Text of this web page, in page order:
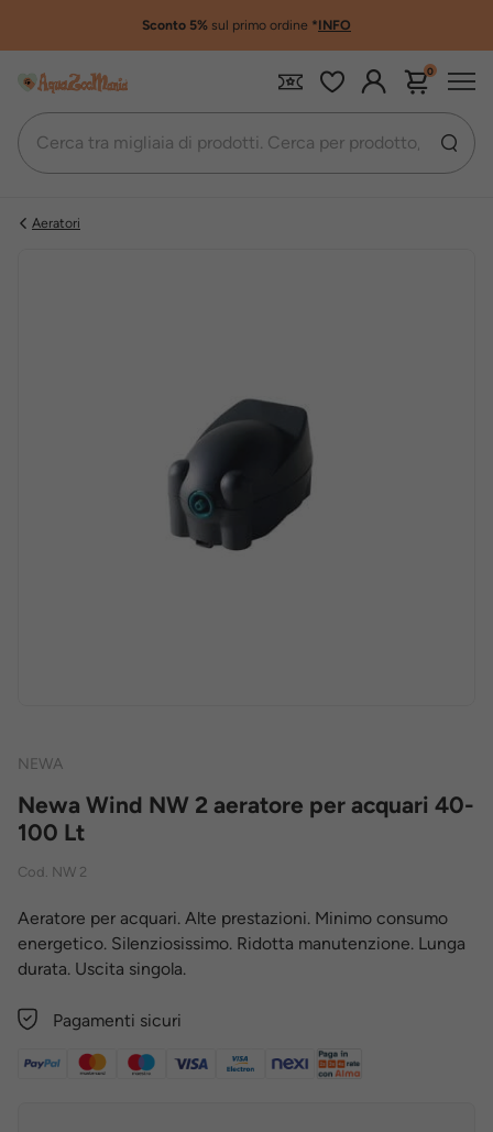
Sconto 5% sul primo ordine *INFO
0
Aeratori
NEWA
Newa Wind NW 2 aeratore per acquari 40-
100 Lt
Cod. NW 2
Aeratore per acquari. Alte prestazioni. Minimo consumo
energetico. Silenziosissimo. Ridotta manutenzione. Lunga
durata. Uscita singola.
Pagamenti sicuri